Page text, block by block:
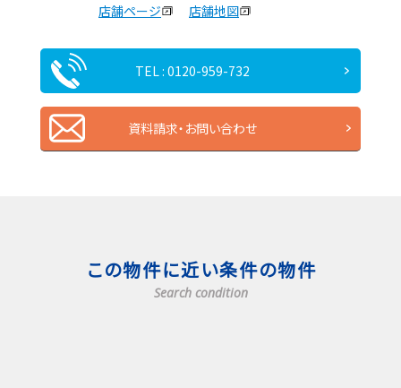
店舗ページ
店舗地図
TEL : 0120-959-732
資料請求・お問い合わせ
この物件に近い条件の物件
Search condition